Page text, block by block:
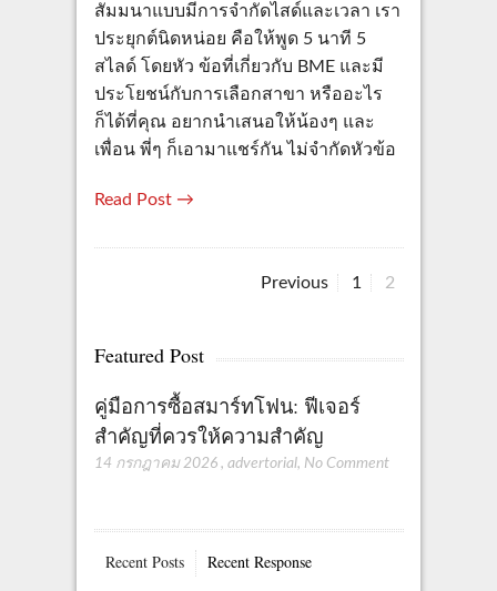
สัมมนาแบบมีการจำกัดไสด์และเวลา เรา
ประยุกต์นิดหน่อย คือให้พูด 5 นาที 5
สไลด์ โดยหัว ข้อที่เกี่ยวกับ BME และมี
ประโยชน์กับการเลือกสาขา หรืออะไร
ก็ได้ที่คุณ อยากนำเสนอให้น้องๆ และ
เพื่อน พี่ๆ ก็เอามาแชร์กัน ไม่จำกัดหัวข้อ
Read Post →
pagination
Previous Page
1 Page
2
Featured Post
คู่มือการซื้อสมาร์ทโฟน: ฟีเจอร์
สำคัญที่ควรให้ความสำคัญ
14 กรกฎาคม 2026 , advertorial, No Comment
Recent Posts Recent Response